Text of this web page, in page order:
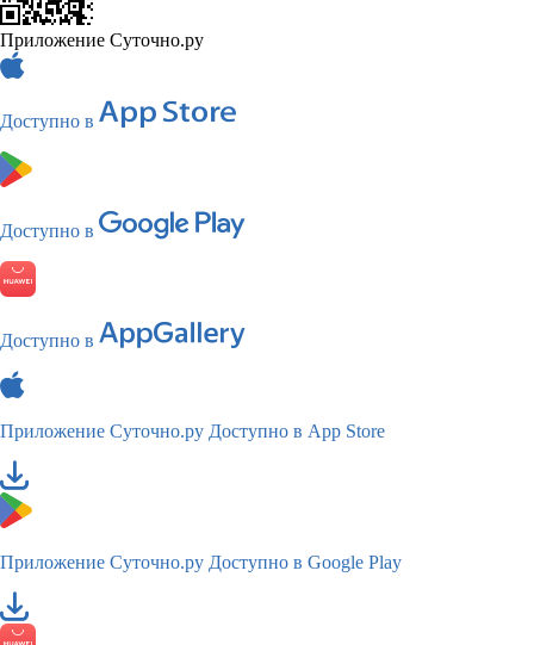
Приложение Суточно.ру
Доступно в
Доступно в
Доступно в
Приложение Суточно.ру Доступно в App Store
Приложение Суточно.ру Доступно в Google Play